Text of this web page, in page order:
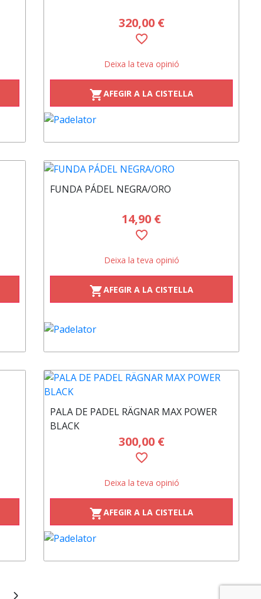
320,00 €
favorite_border
Deixa la teva opinió
shopping_cartAFEGIR A LA CISTELLA
FUNDA PÁDEL NEGRA/ORO
14,90 €
favorite_border
Deixa la teva opinió
shopping_cartAFEGIR A LA CISTELLA
PALA DE PADEL RÄGNAR MAX POWER
BLACK
300,00 €
favorite_border
Deixa la teva opinió
shopping_cartAFEGIR A LA CISTELLA